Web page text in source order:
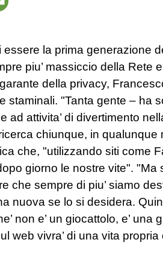
la prima generazione
piu’ massiccio della
della privacy,
staminali. "Tanta gente – ha
ad attivita’ di divertimento
chiunque, in
che, "utilizzando siti come
giorno le nostre vite".
che sempre di piu’ siamo
nuova se lo si desidera.
non e’ un giocattolo, e’
web vivra’ di una vita propria